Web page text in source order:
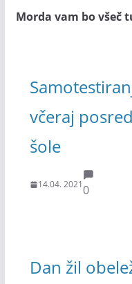
Morda vam bo všeč
včeraj
šole
14.04. 20210
Dan žil